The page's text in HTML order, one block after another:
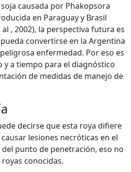
causada por Phakopsora
en Paraguay y Brasil
, 2002), la perspectiva futura es
convertirse en la Argentina
enfermedad. Por eso es
y a tiempo para el diagnóstico
de medidas de manejo de
decirse que esta roya difiere
lesiones necróticas en el
punto de penetración, eso no
conocidas.